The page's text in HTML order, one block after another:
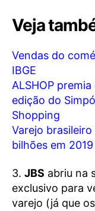
Veja
Vendas do
IBGE
ALSHOP
edição do
Shopping
Varejo
bilhões em
3. JBS abriu na
exclusivo para
varejo (já que